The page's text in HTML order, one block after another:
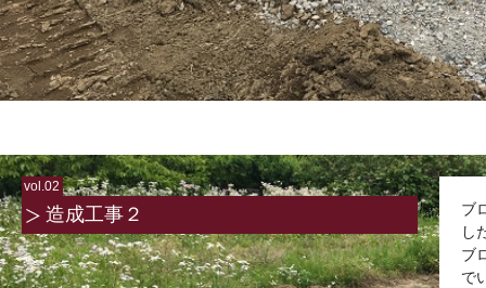
vol.02
造成工事２
ブ
し
ブ
で